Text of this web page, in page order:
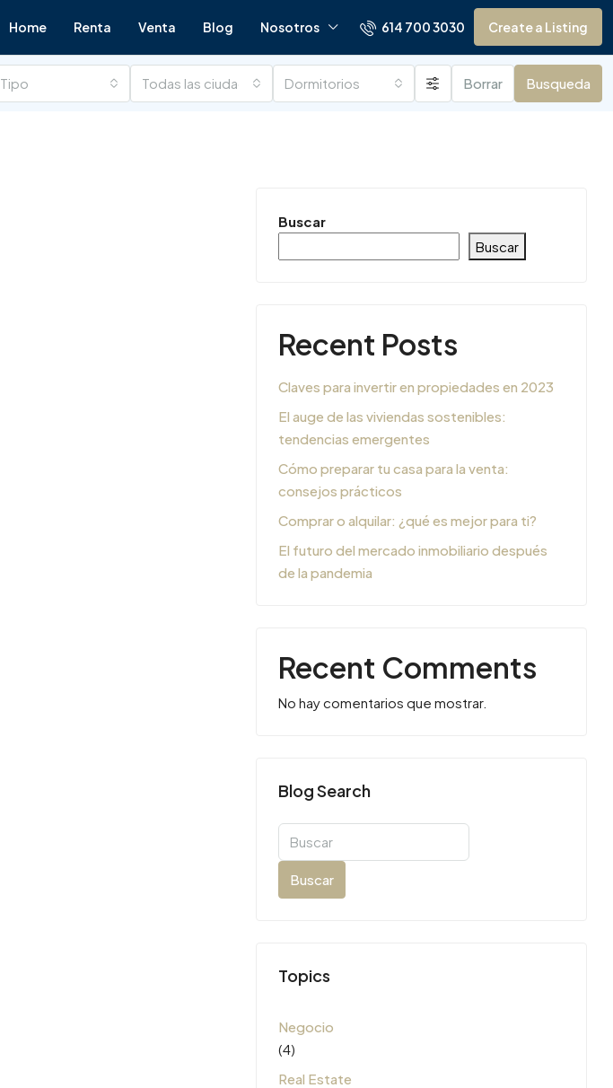
Home Renta Venta Blog Nosotros 614 700 3030 Create a Listing
Tipo Todas las ciudades Dormitorios Borrar Busqueda
Buscar
Buscar
Recent Posts
Claves para invertir en propiedades en 2023
El auge de las viviendas sostenibles:
tendencias emergentes
Cómo preparar tu casa para la venta:
consejos prácticos
Comprar o alquilar: ¿qué es mejor para ti?
El futuro del mercado inmobiliario después
de la pandemia
Recent Comments
No hay comentarios que mostrar.
Blog Search
Buscar
Topics
Negocio
(4)
Real Estate